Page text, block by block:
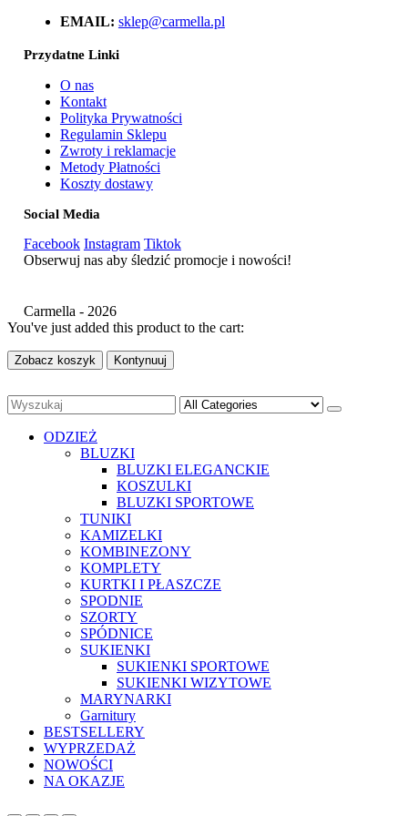
EMAIL: sklep@carmella.pl
Przydatne Linki
O nas
Kontakt
Polityka Prywatności
Regulamin Sklepu
Zwroty i reklamacje
Metody Płatności
Koszty dostawy
Social Media
Facebook Instagram Tiktok
Obserwuj nas aby śledzić promocje i nowości!
Carmella - 2026
You've just added this product to the cart:
Zobacz koszyk Kontynuuj
ODZIEŻ
BLUZKI
BLUZKI ELEGANCKIE
KOSZULKI
BLUZKI SPORTOWE
TUNIKI
KAMIZELKI
KOMBINEZONY
KOMPLETY
KURTKI I PŁASZCZE
SPODNIE
SZORTY
SPÓDNICE
SUKIENKI
SUKIENKI SPORTOWE
SUKIENKI WIZYTOWE
MARYNARKI
Garnitury
BESTSELLERY
WYPRZEDAŻ
NOWOŚCI
NA OKAZJE